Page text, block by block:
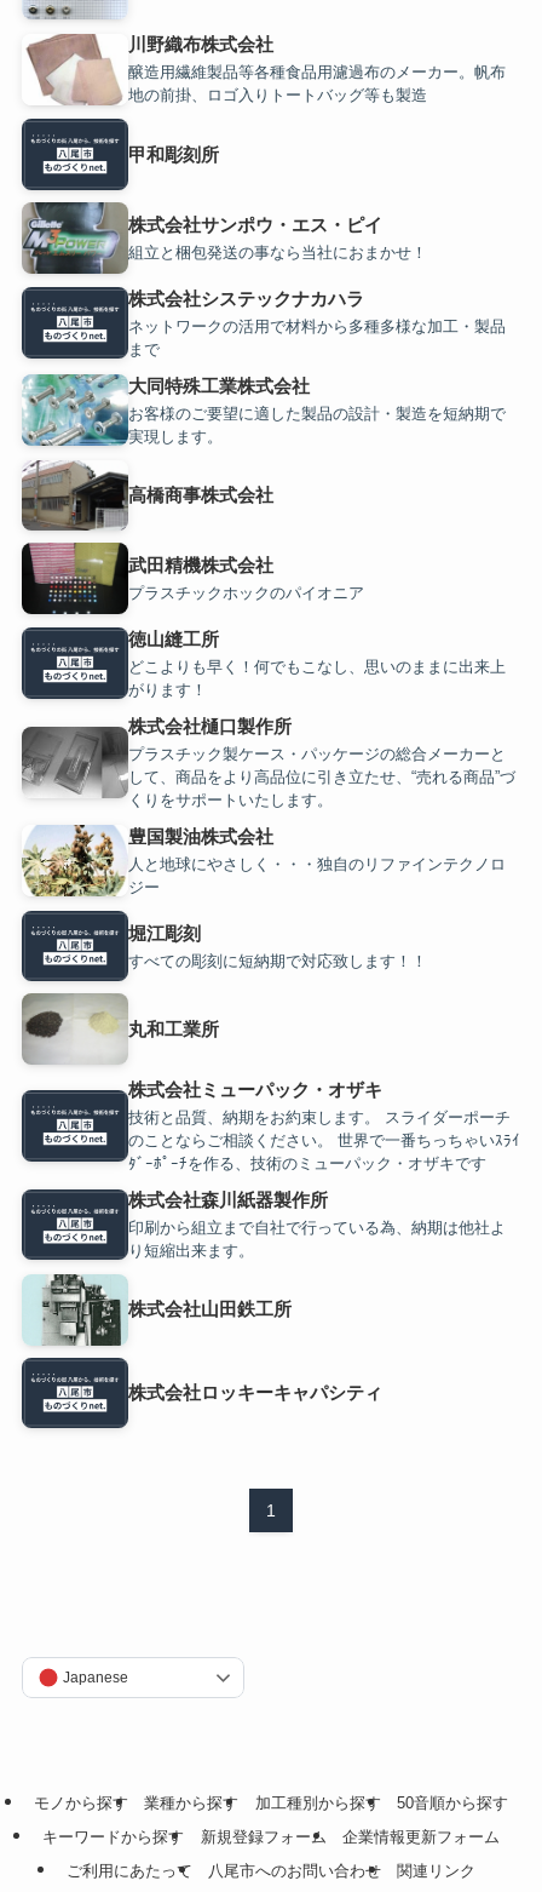
川野織布株式会社
醸造用繊維製品等各種食品用濾過布のメーカー。帆布
地の前掛、ロゴ入りトートバッグ等も製造
甲和彫刻所
株式会社サンポウ・エス・ピイ
組立と梱包発送の事なら当社におまかせ！
株式会社システックナカハラ
ネットワークの活用で材料から多種多様な加工・製品
まで
大同特殊工業株式会社
お客様のご要望に適した製品の設計・製造を短納期で
実現します。
高橋商事株式会社
武田精機株式会社
プラスチックホックのパイオニア
徳山縫工所
どこよりも早く！何でもこなし、思いのままに出来上
がります！
株式会社樋口製作所
プラスチック製ケース・パッケージの総合メーカーと
して、商品をより高品位に引き立たせ、“売れる商品”づ
くりをサポートいたします。
豊国製油株式会社
人と地球にやさしく・・・独自のリファインテクノロ
ジー
堀江彫刻
すべての彫刻に短納期で対応致します！！
丸和工業所
株式会社ミューパック・オザキ
技術と品質、納期をお約束します。 スライダーポーチ
のことならご相談ください。 世界で一番ちっちゃいｽﾗｲ
ﾀﾞｰﾎﾟｰﾁを作る、技術のミューパック・オザキです
株式会社森川紙器製作所
印刷から組立まで自社で行っている為、納期は他社よ
り短縮出来ます。
株式会社山田鉄工所
株式会社ロッキーキャパシティ
1
Japanese
モノから探す 業種から探す 加工種別から探す
50音順から探す
キーワードから探す
新規登録フォーム
企業情報更新フォーム
ご利用にあたって
八尾市へのお問い合わせ 関連リンク